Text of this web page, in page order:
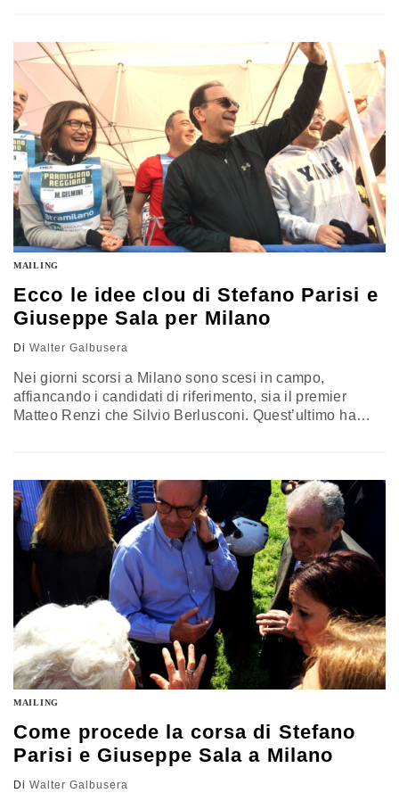
Stefania Giannini, ministro dell’Istruzione, dell’università
e della ricerca, ha visitato Israele dal…
MAILING
Ecco le idee clou di Stefano Parisi e
Giuseppe Sala per Milano
Di Walter Galbusera
Nei giorni scorsi a Milano sono scesi in campo,
affiancando i candidati di riferimento, sia il premier
Matteo Renzi che Silvio Berlusconi. Quest’ultimo ha
sempre stato, nel nostro Paese il voto amministrativo si
riflette…
MAILING
Come procede la corsa di Stefano
Parisi e Giuseppe Sala a Milano
Di Walter Galbusera